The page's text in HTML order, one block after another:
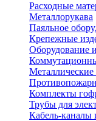
Расходные
Металлорукава
Паяльное
Крепежные
Оборудование
Комплекты
Трубы для
Кабель-каналы